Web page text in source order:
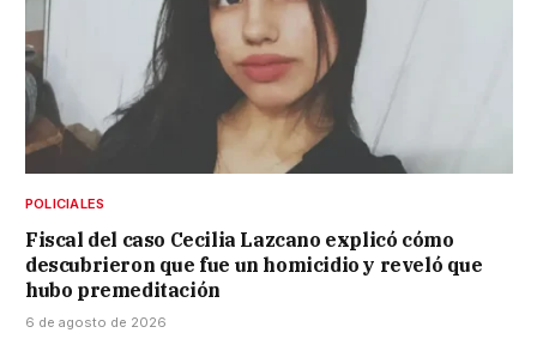
POLICIALES
Fiscal del caso Cecilia Lazcano explicó cómo
descubrieron que fue un homicidio y reveló que
hubo premeditación
6 de agosto de 2026